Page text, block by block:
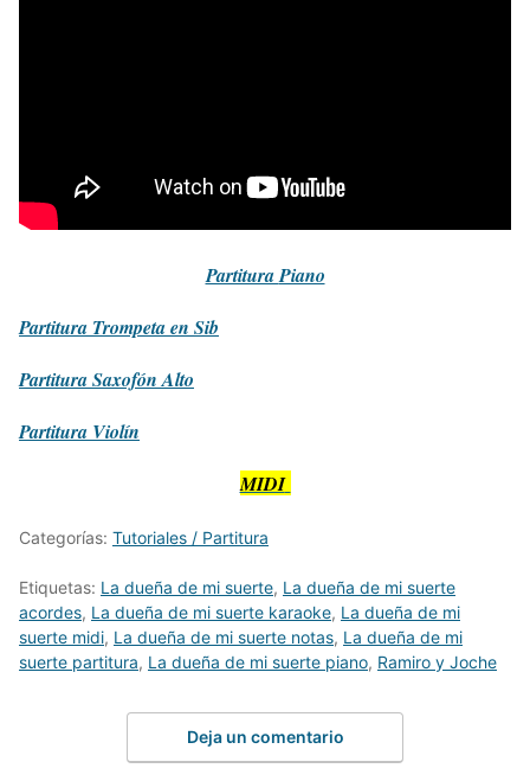
PartituraPiano
Partitura Trompeta en Sib
PartituraSaxofón Alto
Partitura Violín
MIDI
Categorías: Tutoriales / Partitura
Etiquetas: La dueña de mi suerte, La dueña de mi suerte
acordes, La dueña de mi suerte karaoke, La dueña de mi
suerte midi, La dueña de mi suerte notas, La dueña de mi
suerte partitura, La dueña de mi suerte piano, Ramiro y Joche
Deja un comentario